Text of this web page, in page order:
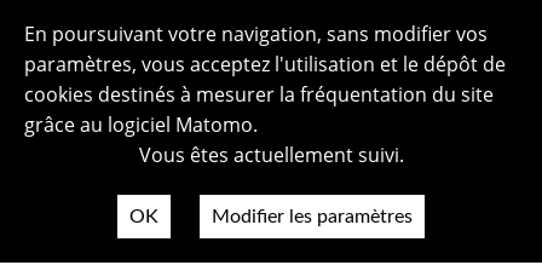
En poursuivant votre navigation, sans modifier vos
paramètres, vous acceptez l'utilisation et le dépôt de
cookies destinés à mesurer la fréquentation du site
grâce au logiciel Matomo.
Vous êtes actuellement suivi.
OK Modifier les paramètres